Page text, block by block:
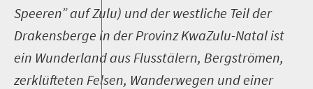
Speeren” auf Zulu) und der westliche Teil der
Drakensberge in der Provinz KwaZulu-Natal ist
ein Wunderland aus Flusstälern, Bergströmen,
zerklüfteten Felsen, Wanderwegen und einer